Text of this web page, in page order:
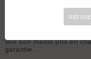
Je vois pas pourquoi
veux un service de
voir son matos pris en
garantie...